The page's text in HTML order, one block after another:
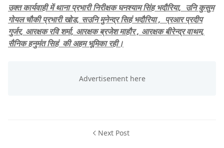
उक्त कार्यवाही में थाना प्रभारी निरीक्षक घनश्याम सिंह भदौरिया, उनि कुसुम
गोयल चौकी प्रभारी खोड, सउनि मुनेन्द्र सिहं भदौरिया , प्रआर प्रदीप
गुर्जर, आरक्षक रवि शर्मा, आरक्षक ब्रजेश माहौर , आरक्षक बीरेन्द्र वाथम,
सैनिक हनुमंत सिहं की अहम भूमिका रही।
Next Post